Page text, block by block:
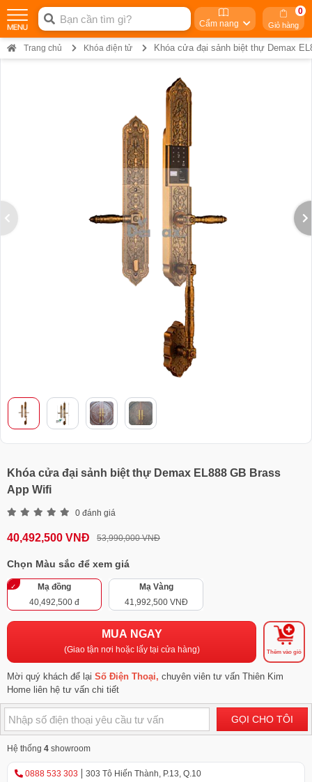
Cẩm nang Giỏ hàng
0
Trang chủ Khóa điện tử Khóa cửa đại sảnh biệt thự Demax
Khóa cửa đại sảnh biệt thự Demax EL888 GB Brass
App Wifi
0 đánh giá
40,492,500 VNĐ 53,990,000 VNĐ
Chọn Màu sắc để xem giá
Mạ đồng
40,492,500 đ
Mạ Vàng
41,992,500 VNĐ
MUA NGAY
(Giao tận nơi hoặc lấy tại cửa hàng) Thêm vào giỏ
Mời quý khách để lại Số Điện Thoại, chuyên viên tư vấn Thiên Kim
Home liên hệ tư vấn chi tiết
GỌI CHO TÔI
Hệ thống 4 showroom
0888 533 303 303 Tô Hiến Thành, P.13, Q.10